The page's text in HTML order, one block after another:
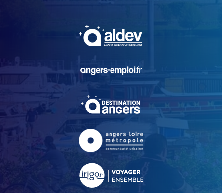
, Ouvre une nouvelle
, Ouvre une nouvelle